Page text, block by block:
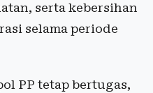
serta kebersihan
selama periode
PP tetap bertugas,